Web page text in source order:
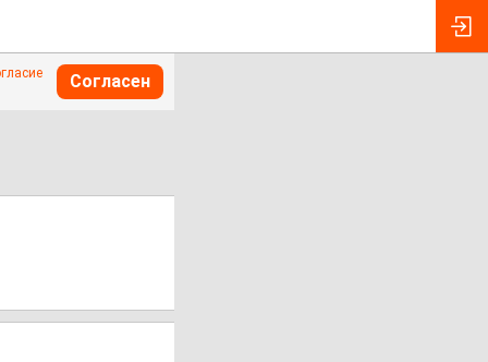
Согласен